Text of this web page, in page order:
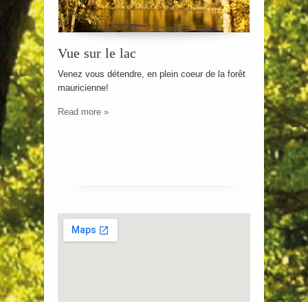
Vue sur le lac
Venez vous détendre, en plein coeur de la forêt
mauricienne!
Read more »